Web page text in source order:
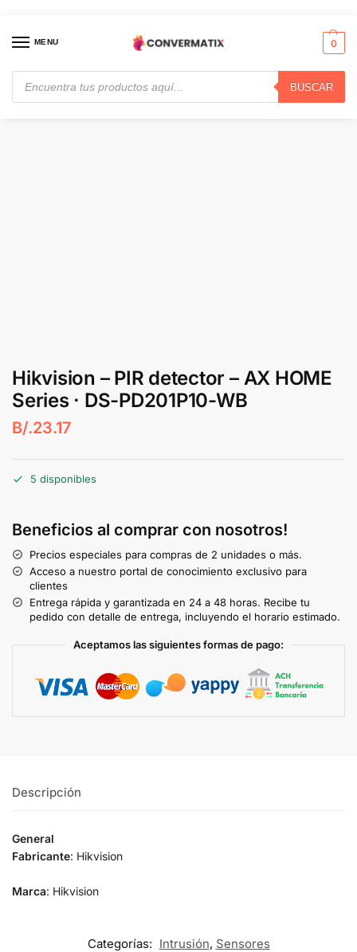
MENU
BUSCAR
0
Inicio / Intrusión / Sensores / Hikvision – PIR detector – AX HOME Series · DS-PD201P10-WB
Hikvision – PIR detector – AX HOME
Series · DS-PD201P10-WB
B/.23.17
5 disponibles
Beneficios al comprar con nosotros!
Precios especiales para compras de 2 unidades o más.
Acceso a nuestro portal de conocimiento exclusivo para
clientes
Entrega rápida y garantizada en 24 a 48 horas. Recibe tu
pedido con detalle de entrega, incluyendo el horario estimado.
Aceptamos las siguientes formas de pago:
Descripción
General
Fabricante: Hikvision
Marca: Hikvision
Categorías: Intrusión, Sensores